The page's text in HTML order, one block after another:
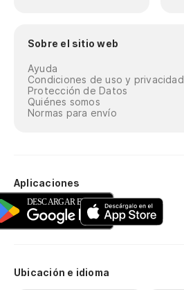
Sobre el sitio web
Ayuda
Condiciones de uso y privacidad
Protección de Datos
Quiénes somos
Normas para envío
Aplicaciones
Ubicación e idioma